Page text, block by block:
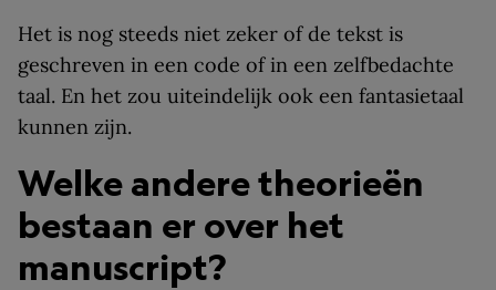
Het is nog steeds niet zeker of de tekst is
geschreven in een code of in een zelfbedachte
taal. En het zou uiteindelijk ook een fantasietaal
kunnen zijn.
Welke andere theorieën
bestaan er over het
manuscript?